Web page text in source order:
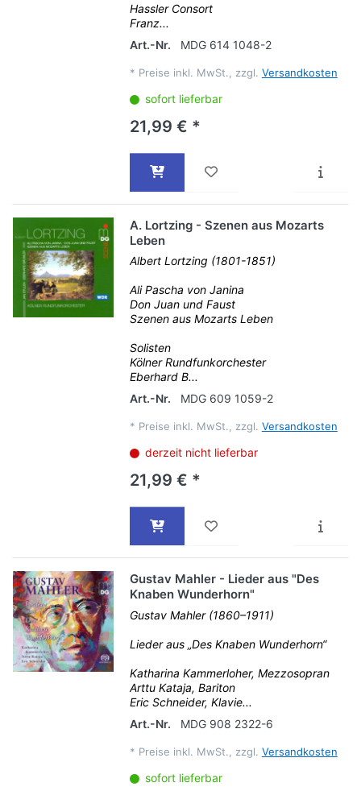
Hassler Consort
Franz...
Art.-Nr.
MDG 614 1048-2
* Preise inkl. MwSt., zzgl. Versandkosten
sofort lieferbar
21,99 € *
A. Lortzing - Szenen aus Mozarts
Leben
Albert Lortzing (1801-1851)
Ali Pascha von Janina
Don Juan und Faust
Szenen aus Mozarts Leben
Solisten
Kölner Rundfunkorchester
Eberhard B...
Art.-Nr.
MDG 609 1059-2
* Preise inkl. MwSt., zzgl. Versandkosten
derzeit nicht lieferbar
21,99 € *
Gustav Mahler - Lieder aus "Des
Knaben Wunderhorn"
Gustav Mahler (1860–1911)
Lieder aus „Des Knaben Wunderhorn“
Katharina Kammerloher, Mezzosopran
Arttu Kataja, Bariton
Eric Schneider, Klavie...
Art.-Nr.
MDG 908 2322-6
* Preise inkl. MwSt., zzgl. Versandkosten
sofort lieferbar